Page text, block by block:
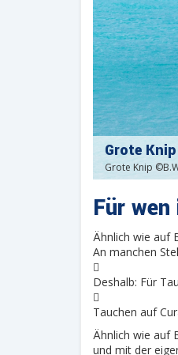
Grote
Grote Knip
Für
Ähnlich wie auf
An manchen

Deshalb: Für

Tauchen auf
Ähnlich wie auf
und mit der